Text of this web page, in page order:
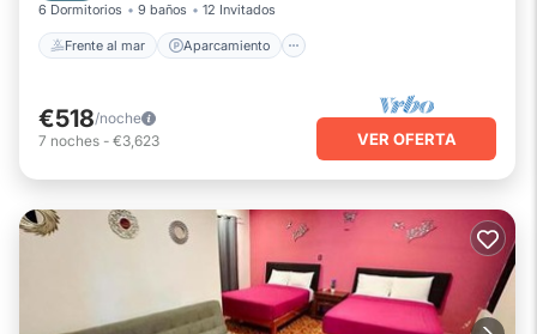
6 Dormitorios 9 baños 12 Invitados
Frente al mar Aparcamiento
€518/noche
7 noches - €3,623 VER OFERTA